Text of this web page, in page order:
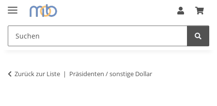
Zurück zur Liste Präsidenten / sonstige Dollar